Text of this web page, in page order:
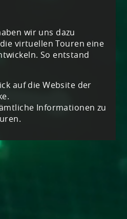
wir uns dazu
virtuellen Touren eine
So entstand
auf die Website der
Informationen zu